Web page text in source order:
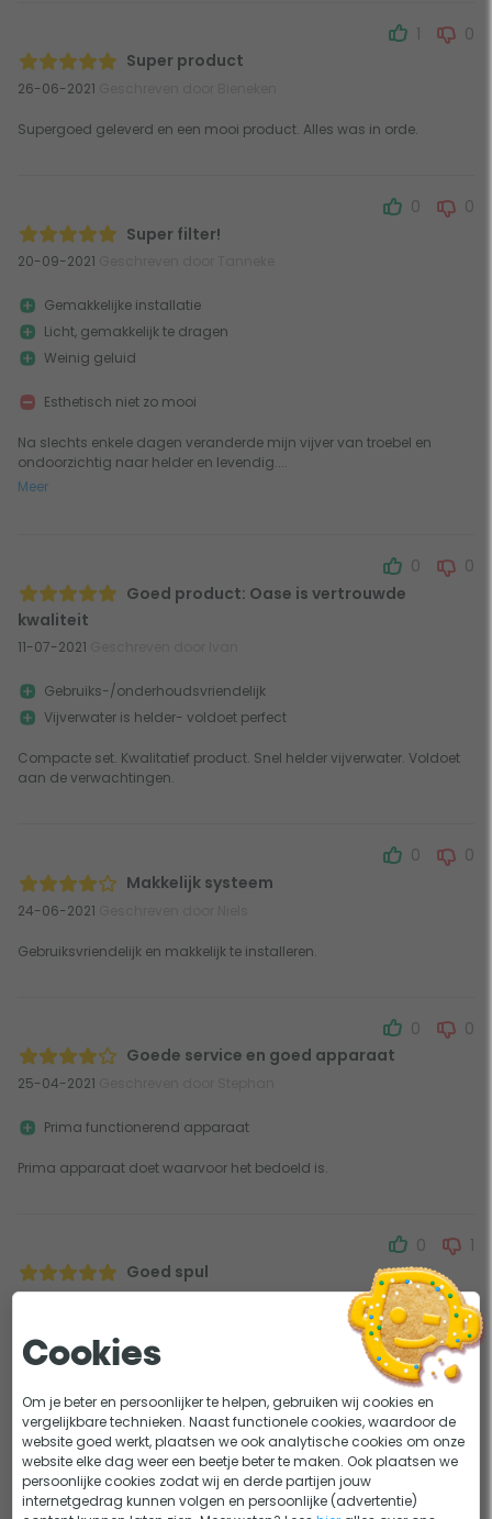
Super product
26-06-2021
1 0
Supergoed geleverd en een mooi product. Alles was in orde.
Super filter!
20-09-2021
0 0
Na slechts enkele dagen veranderde mijn vijver van troebel en
ondoorzichtig naar helder en levendig....
Meer
Gemakkelijke installatie
Licht, gemakkelijk te dragen
Weinig geluid
Esthetisch niet zo mooi
Goed product: Oase is vertrouwde
kwaliteit
11-07-2021
0 0
Compacte set. Kwalitatief product. Snel helder vijverwater. Voldoet
aan de verwachtingen.
Gebruiks-/onderhoudsvriendelijk
Vijverwater is helder- voldoet perfect
Makkelijk systeem
24-06-2021
0 0
Gebruiksvriendelijk en makkelijk te installeren.
Goede service en goed apparaat
25-04-2021
0 0
Prima apparaat doet waarvoor het bedoeld is.
Prima functionerend apparaat
Goed spul
0 1
Doet het naar behoren!
Goed product en werkt naar behoren
11-03-2021Geschreven door Math Savelberg
0
Cookies
Om je beter en persoonlijker te helpen, gebruiken wij cookies en
vergelijkbare technieken. Naast functionele cookies, waardoor de
website goed werkt, plaatsen we ook analytische cookies om onze
website elke dag weer een beetje beter te maken. Ook plaatsen we
persoonlijke cookies zodat wij en derde partijen jouw
internetgedrag kunnen volgen en persoonlijke (advertentie)